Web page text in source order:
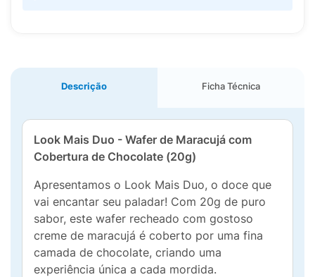
Descrição Ficha Técnica
Look Mais Duo - Wafer de Maracujá com
Cobertura de Chocolate (20g)
Apresentamos o Look Mais Duo, o doce que
vai encantar seu paladar! Com 20g de puro
sabor, este wafer recheado com gostoso
creme de maracujá é coberto por uma fina
camada de chocolate, criando uma
experiência única a cada mordida.